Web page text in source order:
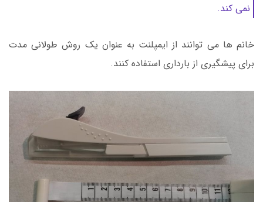
نمی کند.
خانم ها می توانند از ایمپلنت به عنوان یک روش طولانی مدت
برای پیشگیری از بارداری استفاده کنند.